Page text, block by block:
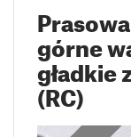
górne
gładkie
(RC)